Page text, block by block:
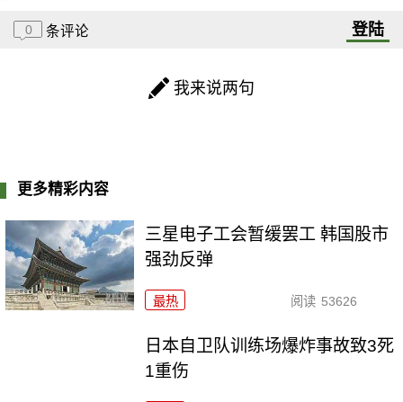
0 条评论 登陆
我来说两句
更多精彩内容
三星电子工会暂缓罢工 韩国股市
强劲反弹
最热 阅读 53626
日本自卫队训练场爆炸事故致3死
1重伤